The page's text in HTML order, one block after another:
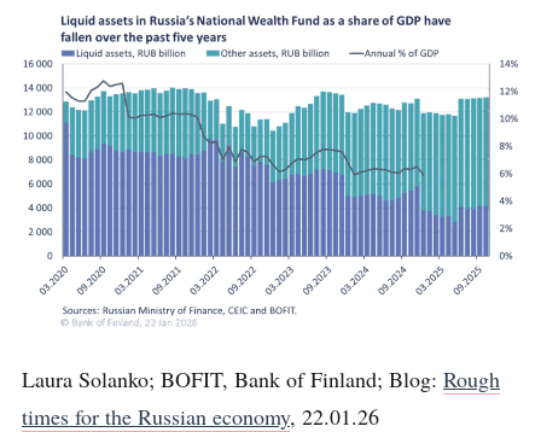
Laura Solanko; BOFIT, Bank of Finland; Blog: Rough
times for the Russian economy, 22.01.26